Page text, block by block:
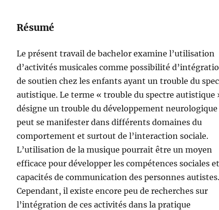
Résumé
Le présent travail de bachelor examine l’utilisation
d’activités musicales comme possibilité
de soutien chez les enfants ayant un trouble du
autistique. Le terme « trouble du spectre autistique
désigne un trouble du développement
peut se manifester dans différents domaines du
comportement et surtout de l’interaction sociale.
L’utilisation de la musique pourrait être un moyen
efficace pour développer les compétences sociales
capacités de communication des personnes
Cependant, il existe encore peu de recherches sur
l’intégration de ces activités dans la pratique